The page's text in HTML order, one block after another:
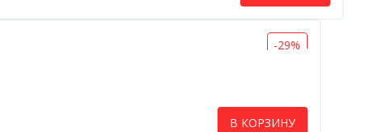
-29%
В КОРЗИНУ